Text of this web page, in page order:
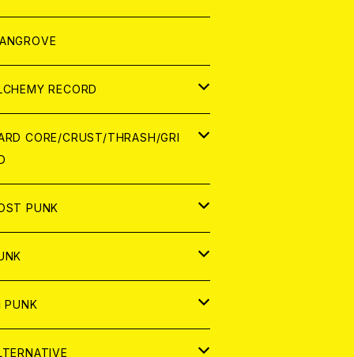
レル
ログ
CONTENTS
RECORD
CORE/CRUST/THRASH/GRI
PUNK
PUNK